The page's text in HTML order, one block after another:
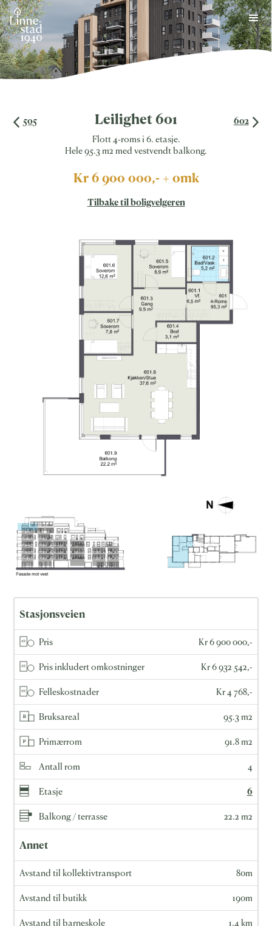
Skip
to
content
505 Leilighet 601
602
Flott 4-roms i 6. etasje.
Hele 95.3 m2 med vestvendt balkong.
Kr 6 900 000,- + omk
Tilbake til boligvelgeren
Stasjonsveien
Pris
Kr 6 900 000,-
Pris inkludert omkostninger
Kr 6 932 542,-
Felleskostnader
Kr 4 768,-
Bruksareal
95.3 m2
Primærrom
91.8 m2
Antall rom
4
Etasje
6
Balkong / terrasse
22.2 m2
Annet
Avstand til kollektivtransport
80m
Avstand til butikk
190m
Avstand til barneskole
1.4 km